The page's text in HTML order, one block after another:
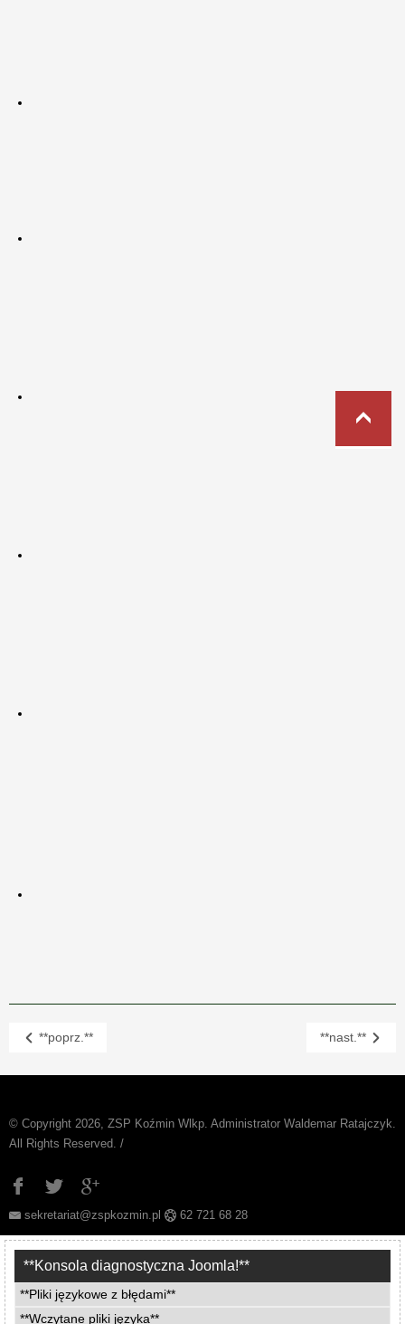
**poprz.** **nast.**
© Copyright 2026, ZSP Koźmin Wlkp. Administrator Waldemar Ratajczyk.
All Rights Reserved. /
sekretariat@zspkozmin.pl 62 721 68 28
**Konsola diagnostyczna Joomla!**
**Pliki językowe z błędami**
**Wczytane pliki języka**